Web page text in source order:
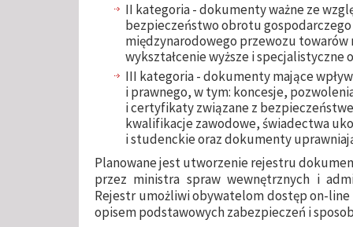
II kategoria - dokumenty ważne ze
bezpieczeństwo obrotu
międzynarodowego przewozu
wykształcenie wyższe i specjalistyczne
III kategoria - dokumenty mające
i prawnego, w tym: koncesje,
i certyfikaty związane z
kwalifikacje zawodowe, świadectwa
i studenckie oraz dokumenty
Planowane jest utworzenie rejestru
przez ministra spraw wewnętrznych i
Rejestr umożliwi obywatelom dostęp on-
opisem podstawowych zabezpieczeń i